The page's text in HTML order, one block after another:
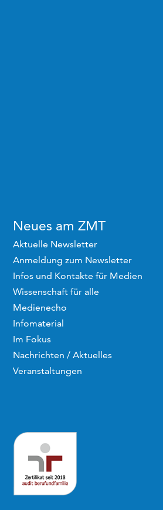
Neues am ZMT
Aktuelle Newsletter
Anmeldung zum Newsletter
Infos und Kontakte für Medien
Wissenschaft für alle
Medienecho
Infomaterial
Im Fokus
Nachrichten / Aktuelles
Veranstaltungen